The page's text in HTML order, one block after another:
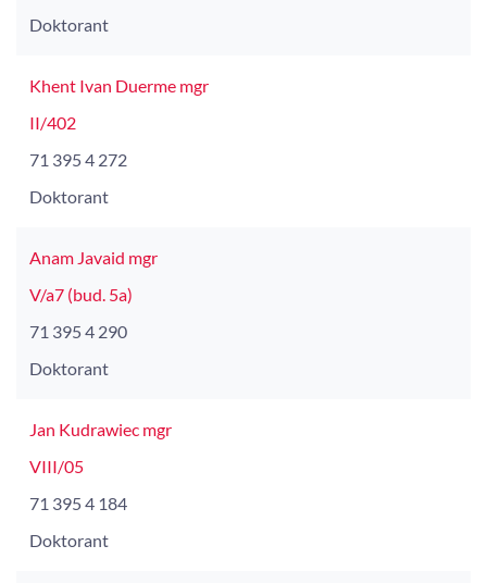
Doktorant
Khent Ivan Duerme mgr
II/402
71 395 4 272
Doktorant
Anam Javaid mgr
V/a7 (bud. 5a)
71 395 4 290
Doktorant
Jan Kudrawiec mgr
VIII/05
71 395 4 184
Doktorant